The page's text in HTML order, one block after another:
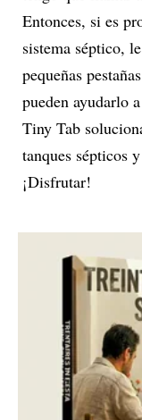
Entonces, si es
sistema séptico,
pequeñas
pueden ayudarlo
Tiny Tab
tanques sépticos
¡Disfrutar!